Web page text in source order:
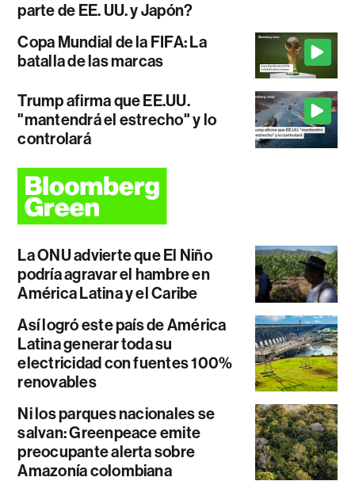
parte de EE. UU. y Japón?
Copa Mundial de la FIFA: La
batalla de las marcas
Trump afirma que EE.UU.
"mantendrá el estrecho" y lo
controlará
La ONU advierte que El Niño
podría agravar el hambre en
América Latina y el Caribe
Así logró este país de América
Latina generar toda su
electricidad con fuentes 100%
renovables
Ni los parques nacionales se
salvan: Greenpeace emite
preocupante alerta sobre
Amazonía colombiana